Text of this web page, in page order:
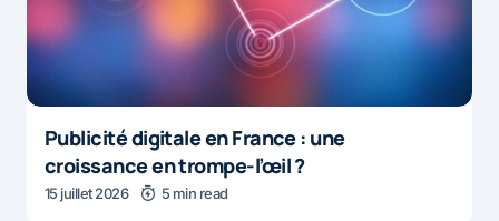
Publicité digitale en France : une
croissance en trompe-l’œil ?
15 juillet 2026 5 min read